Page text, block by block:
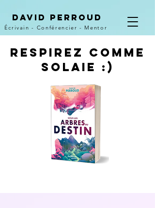
David Perroud
Écrivain - Conférencier - Mentor
Respirez comme
solaie :)